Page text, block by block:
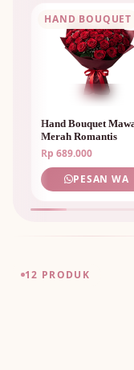
HAND BOUQUET
Hand Bouquet
Merah Romantis
Rp 689.000
PESAN WA
12 PRODUK